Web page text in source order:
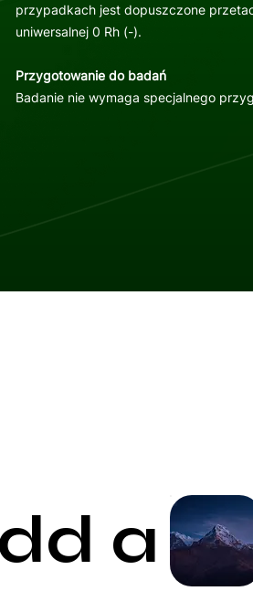
przypadkach jest dopuszczone
uniwersalnej 0 Rh (-).
Przygotowanie do badań
Badanie nie wymaga specjalnego
a